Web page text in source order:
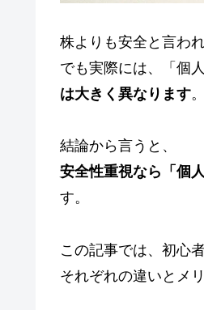
株よりも安全と言わ
でも実際には、「個
は大きく異なります。
結論から言うと、
安全性重視なら「個
す。
この記事では、初心
それぞれの違いとメ